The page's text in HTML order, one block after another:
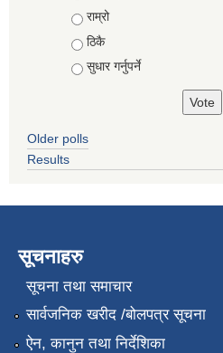
राम्रो
ठिकै
सुधार गर्नुपर्ने
Older polls
Results
सूचनाहरु
सूचना तथा समाचार
सार्वजनिक खरीद /बोलपत्र सूचना
ऐन, कानुन तथा निर्देशिका